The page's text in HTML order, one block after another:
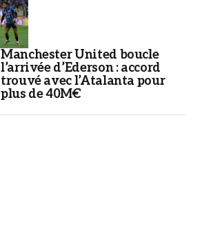
Manchester United boucle
l’arrivée d’Ederson : accord
trouvé avec l’Atalanta pour
plus de 40M€